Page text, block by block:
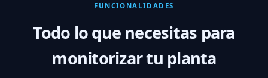
FUNCIONALIDADES
Todo lo que necesitas para
monitorizar tu planta